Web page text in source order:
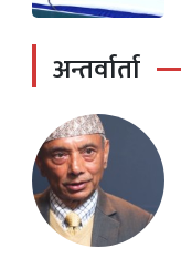
अन्तर्वार्ता